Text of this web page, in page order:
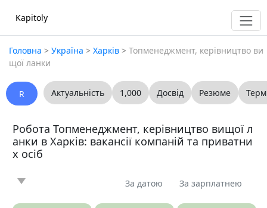
Kapitoly
Головна > Україна > Харків > Топменеджмент, керівництво ви
щої ланки
R Актуальність 1,000 Досвід Резюме
Робота Топменеджмент, керівництво вищої л
анки в Харків: вакансії компаній та приватни
х осіб
Новина 0 Стаття 0 Пропоную 0 Шукаю 0
За датою За зарплатнею